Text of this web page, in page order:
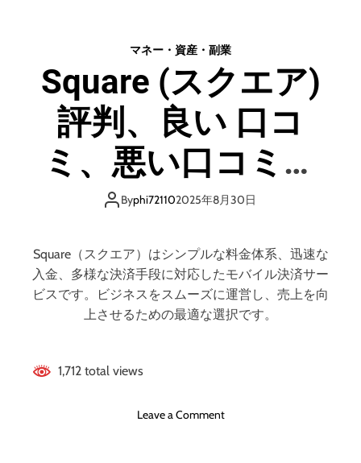
o
d
マネー・資産・副業
Square (スクエア)
評判、良い 口コ
ミ、悪い口コミ、
メリットとデメリ
ット!! 【徹底解説】
Byphi721102025年8月30日
Square（スクエア）はシンプルな料金体系、迅速な
入金、多様な決済手段に対応したモバイル決済サー
ビスです。ビジネスをスムーズに運営し、売上を向
上させるための最適な選択です。
1,712 total views
Leave a Commento